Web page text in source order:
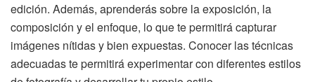
edición. Además, aprenderás sobre la exposición, la
composición y el enfoque, lo que te permitirá capturar
imágenes nítidas y bien expuestas. Conocer las técnicas
adecuadas te permitirá experimentar con diferentes estilos